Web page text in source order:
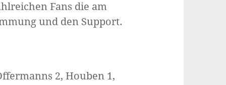
Fans die am
und den Support.
2, Houben 1,